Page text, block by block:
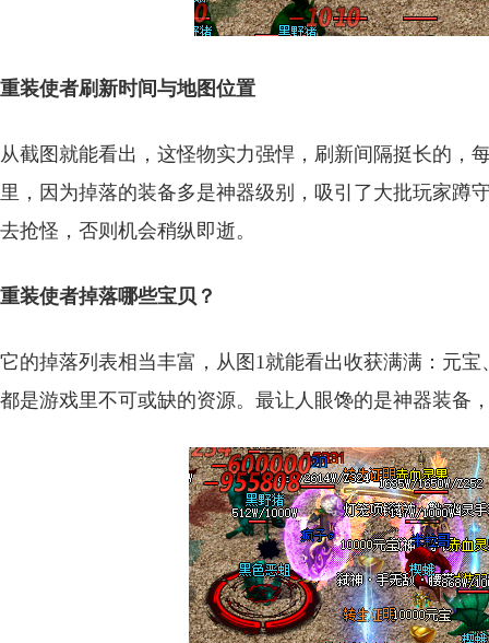
重装使者刷新时间与地图位置
从截图就能看出，这怪物实力强悍，刷新间隔挺长的，
里，因为掉落的装备多是神器级别，吸引了大批玩家蹲
去抢怪，否则机会稍纵即逝。
重装使者掉落哪些宝贝？
它的掉落列表相当丰富，从图1就能看出收获满满：元
都是游戏里不可或缺的资源。最让人眼馋的是神器装备